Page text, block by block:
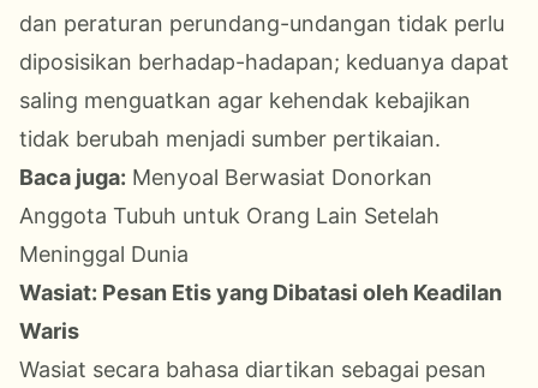
dan peraturan perundang-undangan tidak perlu
diposisikan berhadap-hadapan; keduanya dapat
saling menguatkan agar kehendak kebajikan
tidak berubah menjadi sumber pertikaian.
Baca juga: Menyoal Berwasiat Donorkan
Anggota Tubuh untuk Orang Lain Setelah
Meninggal Dunia
Wasiat: Pesan Etis yang Dibatasi oleh Keadilan
Waris
Wasiat secara bahasa diartikan sebagai pesan